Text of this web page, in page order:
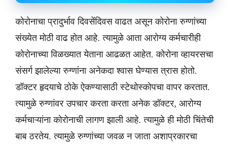
कोरोनाचा प्रादुर्भाव दिवसेंदिवस वाढत असून कोरोना रुग्णांच्या
संख्येत मोठी वाढ होत आहे. त्यामुळे आता आरोग्य कर्मचारीही
कोरोनाच्या विळख्यात येताना आढळत आहेत. कोरोना व्हायरसचा
संसर्ग झालेल्या रुग्णांना अनेकदा श्वास घेण्यास त्रास होतो.
डॉक्टर हृदयाचे ठोके ऐकण्यासाठी स्टेथोस्कोपचा वापर करतात.
त्यामुळे रुग्णांवर उपचार करता करता अनेक डॉक्टर, आरोग्य
कर्मचाऱ्यांना कोरोनाची लागण झाली आहे. त्यामुळे ही मोठी चिंतेची
बाब ठरतेय. त्यामुळे रुग्णांच्या जवळ न जाता अशाप्रकारचा